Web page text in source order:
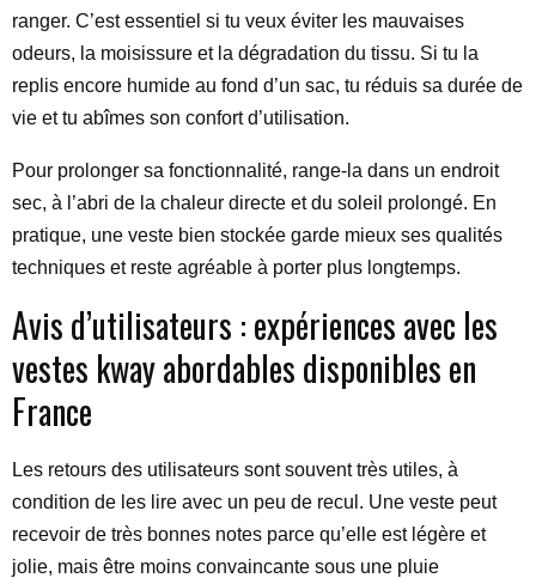
ranger. C’est essentiel si tu veux éviter les mauvaises
odeurs, la moisissure et la dégradation du tissu. Si tu la
replis encore humide au fond d’un sac, tu réduis sa durée de
vie et tu abîmes son confort d’utilisation.
Pour prolonger sa fonctionnalité, range-la dans un endroit
sec, à l’abri de la chaleur directe et du soleil prolongé. En
pratique, une veste bien stockée garde mieux ses qualités
techniques et reste agréable à porter plus longtemps.
Avis d’utilisateurs : expériences avec les
vestes kway abordables disponibles en
France
Les retours des utilisateurs sont souvent très utiles, à
condition de les lire avec un peu de recul. Une veste peut
recevoir de très bonnes notes parce qu’elle est légère et
jolie, mais être moins convaincante sous une pluie